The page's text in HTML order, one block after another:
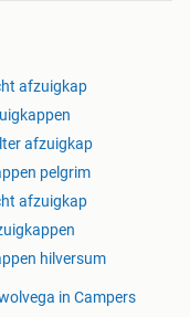
afzuigkap
afzuigkap
pelgrim
afzuigkap
hilversum
in Campers